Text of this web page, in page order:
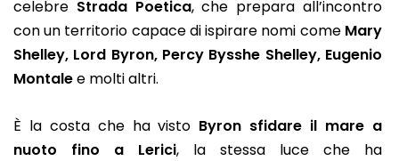
celebre Strada Poetica, che prepara all’incontro
con un territorio capace di ispirare nomi come Mary
Shelley, Lord Byron, Percy Bysshe Shelley, Eugenio
Montalee molti altri.
È la costa che ha visto Byron sfidare il mare a
nuoto fino a Lerici, la stessa luce che ha